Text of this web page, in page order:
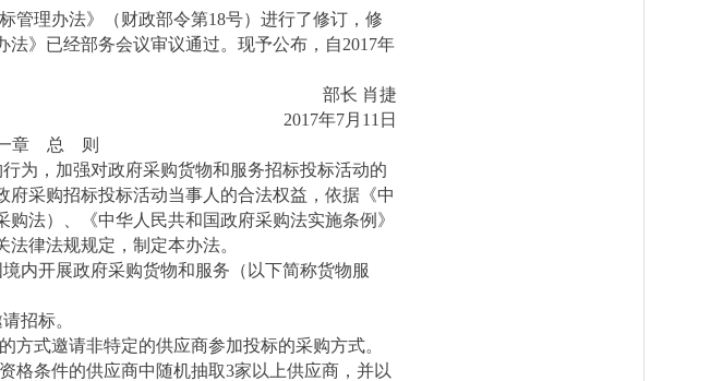
管理办法》（财政部令第18号）进行了修订，修
》已经部务会议审议通过。现予公布，自2017年
部长 肖捷
2017年7月11日
章 总 则
为，加强对政府采购货物和服务招标投标活动的
采购招标投标活动当事人的合法权益，依据《中
法）、《中华人民共和国政府采购法实施条例》
法律法规规定，制定本办法。
内开展政府采购货物和服务（以下简称货物服
招标。
方式邀请非特定的供应商参加投标的采购方式。
格条件的供应商中随机抽取3家以上供应商，并以